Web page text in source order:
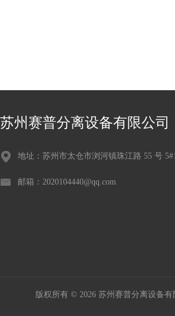
苏州赛普分离设备有限公司
地址：苏州市太仓市浏河镇珠江路 55 号
邮箱：2020104440@qq.com
版权所有 © 2026 苏州赛普分离设备